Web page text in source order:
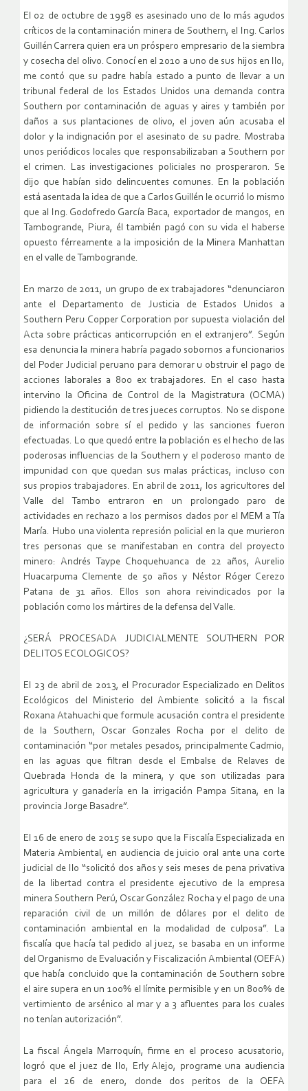
El 02 de octubre de 1998 es asesinado uno de lo más agudos
críticos de la contaminación minera de Southern, el Ing. Carlos
Guillén Carrera quien era un próspero empresario de la siembra
y cosecha del olivo. Conocí en el 2010 a uno de sus hijos en Ilo,
me contó que su padre había estado a punto de llevar a un
tribunal federal de los Estados Unidos una demanda contra
Southern por contaminación de aguas y aires y también por
daños a sus plantaciones de olivo, el joven aún acusaba el
dolor y la indignación por el asesinato de su padre. Mostraba
unos periódicos locales que responsabilizaban a Southern por
el crimen. Las investigaciones policiales no prosperaron. Se
dijo que habían sido delincuentes comunes. En la población
está asentada la idea de que a Carlos Guillén le ocurrió lo mismo
que al Ing. Godofredo García Baca, exportador de mangos, en
Tambogrande, Piura, él también pagó con su vida el haberse
opuesto férreamente a la imposición de la Minera Manhattan
en el valle de Tambogrande.
En marzo de 2011, un grupo de ex trabajadores “denunciaron
ante el Departamento de Justicia de Estados Unidos a
Southern Peru Copper Corporation por supuesta violación del
Acta sobre prácticas anticorrupción en el extranjero”. Según
esa denuncia la minera habría pagado sobornos a funcionarios
del Poder Judicial peruano para demorar u obstruir el pago de
acciones laborales a 800 ex trabajadores. En el caso hasta
intervino la Oficina de Control de la Magistratura (OCMA)
pidiendo la destitución de tres jueces corruptos. No se dispone
de información sobre sí el pedido y las sanciones fueron
efectuadas. Lo que quedó entre la población es el hecho de las
poderosas influencias de la Southern y el poderoso manto de
impunidad con que quedan sus malas prácticas, incluso con
sus propios trabajadores. En abril de 2011, los agricultores del
Valle del Tambo entraron en un prolongado paro de
actividades en rechazo a los permisos dados por el MEM a Tía
María. Hubo una violenta represión policial en la que murieron
tres personas que se manifestaban en contra del proyecto
minero: Andrés Taype Choquehuanca de 22 años, Aurelio
Huacarpuma Clemente de 50 años y Néstor Róger Cerezo
Patana de 31 años. Ellos son ahora reivindicados por la
población como los mártires de la defensa del Valle.
¿SERÁ PROCESADA JUDICIALMENTE SOUTHERN POR
DELITOS ECOLOGICOS?
El 23 de abril de 2013, el Procurador Especializado en Delitos
Ecológicos del Ministerio del Ambiente solicitó a la fiscal
Roxana Atahuachi que formule acusación contra el presidente
de la Southern, Oscar Gonzales Rocha por el delito de
contaminación “por metales pesados, principalmente Cadmio,
en las aguas que filtran desde el Embalse de Relaves de
Quebrada Honda de la minera, y que son utilizadas para
agricultura y ganadería en la irrigación Pampa Sitana, en la
provincia Jorge Basadre”.
El 16 de enero de 2015 se supo que la Fiscalía Especializada en
Materia Ambiental, en audiencia de juicio oral ante una corte
judicial de Ilo “solicitó dos años y seis meses de pena privativa
de la libertad contra el presidente ejecutivo de la empresa
minera Southern Perú, Oscar González Rocha y el pago de una
reparación civil de un millón de dólares por el delito de
contaminación ambiental en la modalidad de culposa”. La
fiscalía que hacía tal pedido al juez, se basaba en un informe
del Organismo de Evaluación y Fiscalización Ambiental (OEFA)
que había concluido que la contaminación de Southern sobre
el aire supera en un 100% el límite permisible y en un 800% de
vertimiento de arsénico al mar y a 3 afluentes para los cuales
no tenían autorización”.
La fiscal Ángela Marroquín, firme en el proceso acusatorio,
logró que el juez de Ilo, Erly Alejo, programe una audiencia
para el 26 de enero, donde dos peritos de la OEFA